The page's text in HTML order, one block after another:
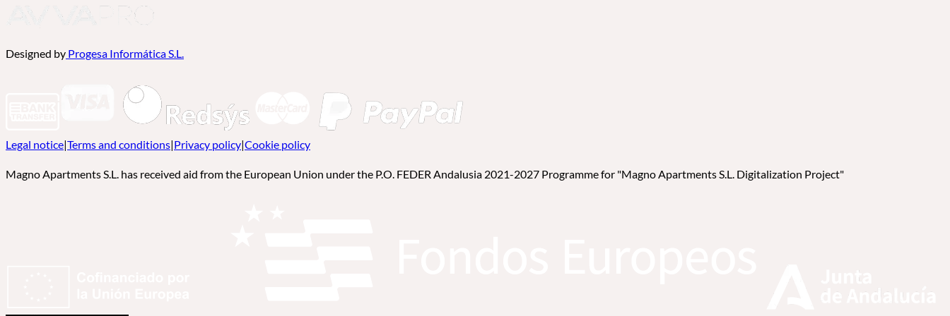
Designed by Progesa Informática S.L.
Legal notice|Terms and conditions|Privacy policy|Cookie policy
Magno Apartments S.L. has received aid from the European Union under the P.O. FEDER Andalusia 2021-2027 Programme for "Magno Apartments S.L. Digitalization Project"